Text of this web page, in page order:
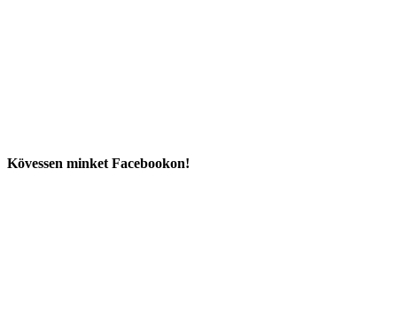
Kövessen minket Facebookon!